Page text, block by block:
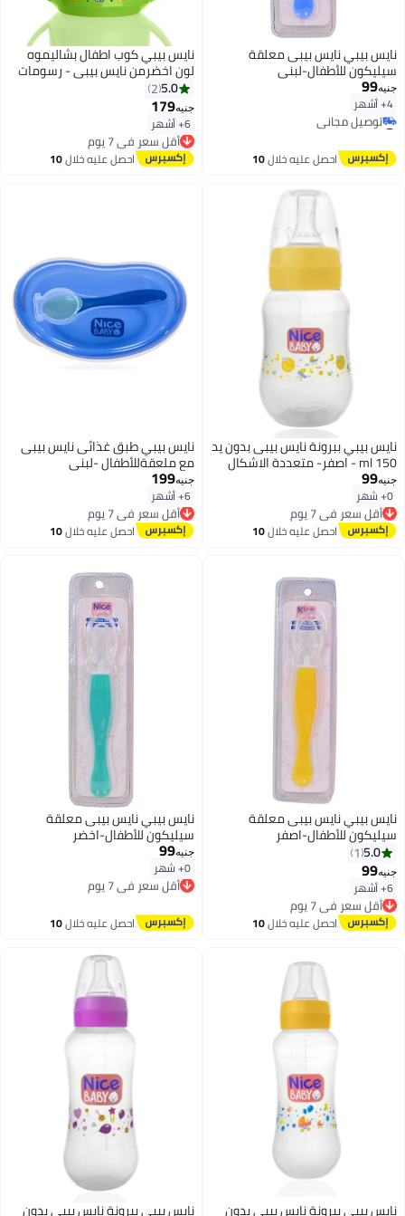
نايس بيبي نايس بيبى معلقة
سيليكون للأطفال-لبنى
جنيه99
4+ أشهر
#4 في ملاعق البيبي
أقل سعر في 7 يوم
توصيل مجاني
#4 في ملاعق البيبي احصل عليه خلال10
نايس بيبي كوب اطفال بشاليموه
لون اخضرمن نايس بيبي - رسومات
متنوعة على العبوة
5.0
2
جنيه179
6+ أشهر أقل سعر في 7 يوم
توصيل مجاني
أقل سعر في 7 يوماحصل عليه خلال10
نايس بيبي ببرونة نايس بيبى بدون يد
150 ml - اصفر- متعددة الاشكال
جنيه99
0+ شهر أقل سعر في 7 يوم
توصيل مجاني
أقل سعر في 7 يوماحصل عليه خلال10
نايس بيبي طبق غذائى نايس بيبى
مع ملعقةللأطفال -لبنى
جنيه199
6+ أشهر أقل سعر في 7 يوم
توصيل مجاني
أقل سعر في 7 يوماحصل عليه خلال10
نايس بيبي نايس بيبى معلقة
سيليكون للأطفال-اصفر
5.0
1
جنيه99
6+ أشهر أقل سعر في 7 يوم
توصيل مجاني
أقل سعر في 7 يوماحصل عليه خلال10
نايس بيبي نايس بيبى معلقة
سيليكون للأطفال-اخضر
جنيه99
0+ شهر أقل سعر في 7 يوم
توصيل مجاني
أقل سعر في 7 يوم
احصل عليه خلال10
نايس بيبي ببرونة نايس بيبى بدون نايس بيبي ببرونة نايس بيبى بدون